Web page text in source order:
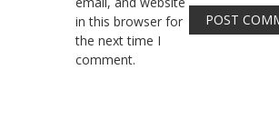
in this browser for
the next time I
comment.